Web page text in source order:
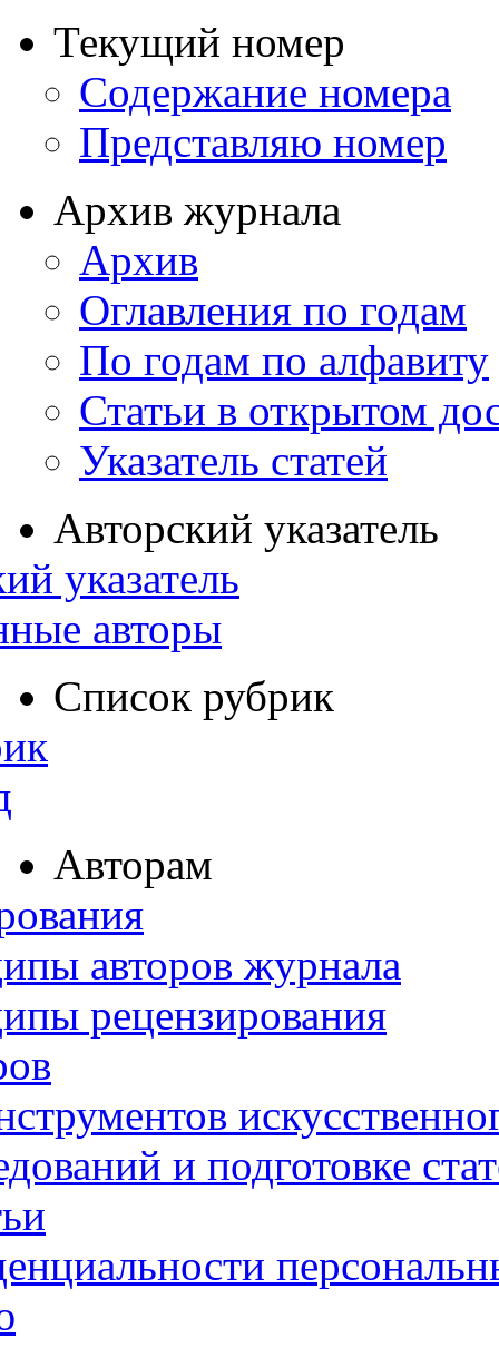
Текущий номер
Содержание номера
Представляю номер
Архив журнала
Архив
Оглавления по годам
По годам по алфавиту
Статьи в открытом
Указатель статей
Авторский указатель
указатель
авторы
Список рубрик
Авторам
авторов журнала
рецензирования
и подготовке